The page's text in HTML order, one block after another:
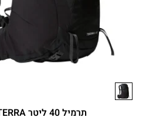
תרמיל 40 ליטר TERRA